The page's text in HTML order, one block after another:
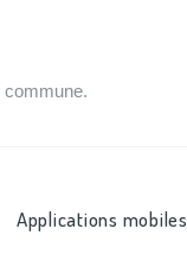
commune.
Applications mobiles